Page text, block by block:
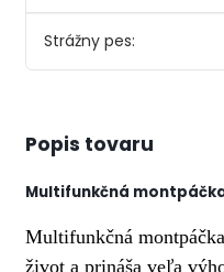
Strážny pes:
Popis tovaru
Multifunkčná
Multifunkčná
život a prináša veľa